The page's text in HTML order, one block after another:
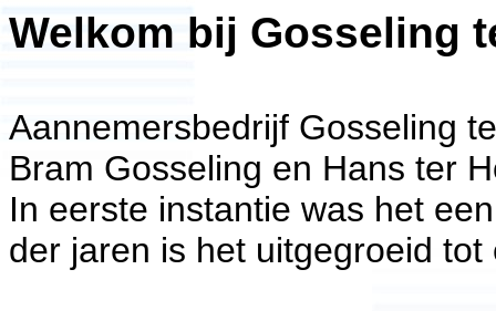
Welkom bij Gosseling
Aannemersbedrijf Gosseling
Bram Gosseling en Hans ter
In eerste instantie was het
der jaren is het uitgegroeid